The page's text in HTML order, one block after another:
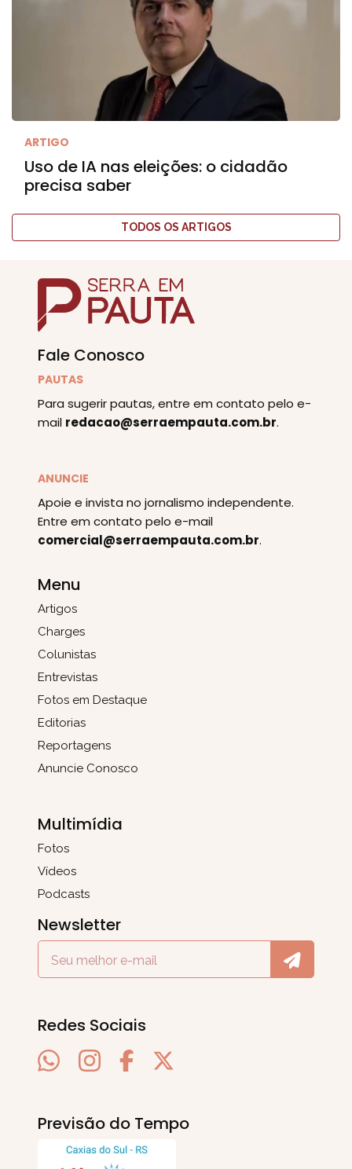
ARTIGO
Uso de IA nas eleições: o cidadão
precisa saber
TODOS OS ARTIGOS
Fale Conosco
PAUTAS
Para sugerir pautas, entre em contato pelo e-
mail redacao@serraempauta.com.br.
ANUNCIE
Apoie e invista no jornalismo independente.
Entre em contato pelo e-mail
comercial@serraempauta.com.br.
Menu
Artigos
Charges
Colunistas
Entrevistas
Fotos em Destaque
Editorias
Reportagens
Anuncie Conosco
Multimídia
Fotos
Vídeos
Podcasts
Newsletter
Redes Sociais
Previsão do Tempo